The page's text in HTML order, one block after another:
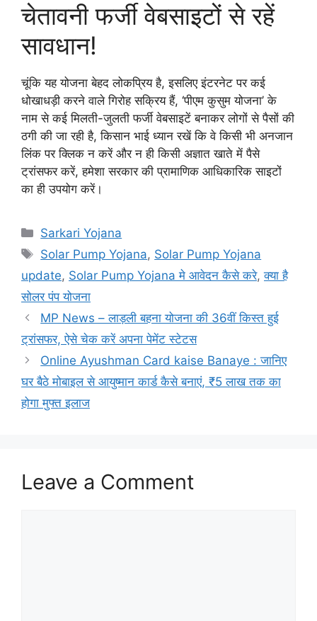
चेतावनी फर्जी वेबसाइटों से रहें
सावधान!
चूंकि यह योजना बेहद लोकप्रिय है, इसलिए इंटरनेट पर कई
धोखाधड़ी करने वाले गिरोह सक्रिय हैं, ‘पीएम कुसुम योजना’ के
नाम से कई मिलती-जुलती फर्जी वेबसाइटें बनाकर लोगों से पैसों की
ठगी की जा रही है, किसान भाई ध्यान रखें कि वे किसी भी अनजान
लिंक पर क्लिक न करें और न ही किसी अज्ञात खाते में पैसे
ट्रांसफर करें, हमेशा सरकार की प्रामाणिक आधिकारिक साइटों
का ही उपयोग करें।
Categories
Sarkari Yojana
Tags
Solar Pump Yojana, Solar Pump Yojana
update, Solar Pump Yojana मे आवेदन कैसे करे,क्या है
सोलर पंप योजना
MP News – लाड़ली बहना योजना की 36वीं किस्त हुई
ट्रांसफर, ऐसे चेक करें अपना पेमेंट स्टेटस
Online Ayushman Card kaise Banaye : जानिए
घर बैठे मोबाइल से आयुष्मान कार्ड कैसे बनाएं, ₹5 लाख तक का
होगा मुफ्त इलाज
Leave a Comment